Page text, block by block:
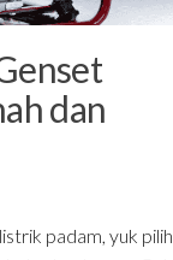
dan
padam, yuk pilih